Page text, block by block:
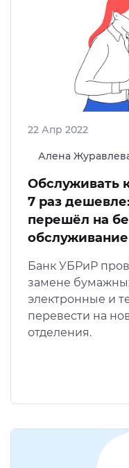
Алена
22 Апр 2022
Обслуживать
7 раз
перешёл на
Банк УБРиР
замене
электронные и
перевести на
отделения.